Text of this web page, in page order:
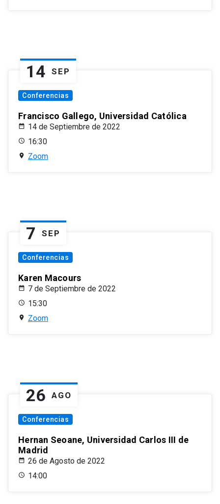
14 SEP
Conferencias
Francisco Gallego, Universidad Católica
14 de Septiembre de 2022
16:30
Zoom
7 SEP
Conferencias
Karen Macours
7 de Septiembre de 2022
15:30
Zoom
26 AGO
Conferencias
Hernan Seoane, Universidad Carlos III de
Madrid
26 de Agosto de 2022
14:00